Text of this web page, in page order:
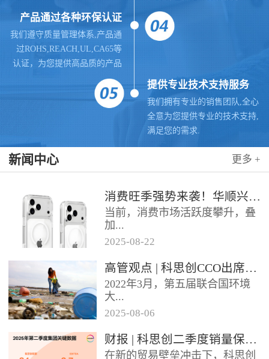
产品通过各种环保认证
我们遵守质量管理体系, 产品通
过ROHS,REACH,UL,CA65等
认证，为您提供高品质的产品
提供专业技术支持服务
我们拥有专业的销售团队,全心
全意为您提供专业的技术支持,
满足您的需求.
新闻中心 更多 +
消费旺季强势来袭！华顺兴业携手科思创 TPU，为手机护套行业注入破局新动能，抢占市场制高点
当前，消费市场活跃度攀升，叠
加...
各类促销节点临近，手机护套行
业迎来传统销售旺季，市场对高
品质、高性能产品的需求持续走
高。华...
2025-08-22
高管观点 | 科思创CCO出席全球塑料公约大会
2022年3月，第五届联合国环境
大...
会决定成立政府间谈判委员会
（INC），计划通过5次会议在
2025-08-06
财报 | 科思创二季度销量保持稳定，但动荡环境拖累业绩
在新的贸易壁垒冲击下，科思创